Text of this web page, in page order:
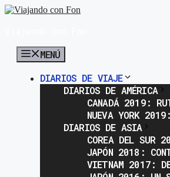
Saltar
MENÚ
DIARIOS DE VIAJE
DIARIOS DE AMÉRICA
CANADÁ 2019:
NUEVA YORK
DIARIOS DE ASIA
COREA DEL SUR
JAPÓN 2018:
VIETNAM 2017: